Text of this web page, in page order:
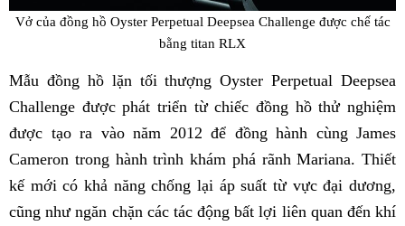
Vở của đồng hồ Oyster Perpetual Deepsea Challenge được chế tác
bằng titan RLX
Mẫu đồng hồ lặn tối thượng Oyster Perpetual Deepsea
Challenge được phát triển từ chiếc đồng hồ thử nghiệm
được tạo ra vào năm 2012 để đồng hành cùng James
Cameron trong hành trình khám phá rãnh Mariana. Thiết
kế mới có khả năng chống lại áp suất từ vực đại dương,
cũng như ngăn chặn các tác động bất lợi liên quan đến khí